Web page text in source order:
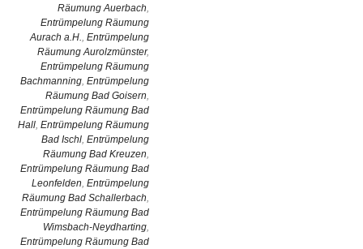
Räumung Auerbach,
Entrümpelung Räumung
Aurach a.H., Entrümpelung
Räumung Aurolzmünster,
Entrümpelung Räumung
Bachmanning, Entrümpelung
Räumung Bad Goisern,
Entrümpelung Räumung Bad
Hall, Entrümpelung Räumung
Bad Ischl, Entrümpelung
Räumung Bad Kreuzen,
Entrümpelung Räumung Bad
Leonfelden, Entrümpelung
Räumung Bad Schallerbach,
Entrümpelung Räumung Bad
Wimsbach-Neydharting,
Entrümpelung Räumung Bad